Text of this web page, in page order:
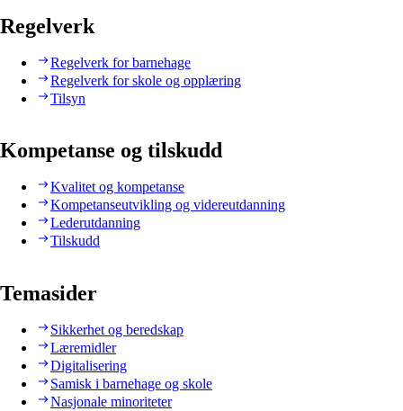
Regelverk
Regelverk for barnehage
Regelverk for skole og opplæring
Tilsyn
Kompetanse og tilskudd
Kvalitet og kompetanse
Kompetanseutvikling og videreutdanning
Lederutdanning
Tilskudd
Temasider
Sikkerhet og beredskap
Læremidler
Digitalisering
Samisk i barnehage og skole
Nasjonale minoriteter